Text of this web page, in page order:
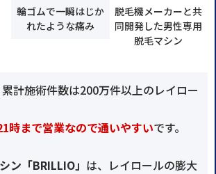
輪ゴムで一瞬はじか
れたような痛み
脱毛機メーカーと共
同開発した男性専用
脱毛マシン
計施術件数は200万件以上のレイロー
時まで営業なので通いやすいです。
ン「BRILLIO」 は、レイロールの膨大